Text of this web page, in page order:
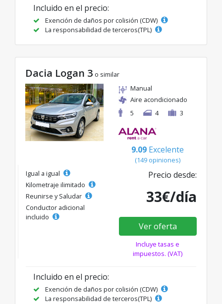
Incluido en el precio:
Exención de daños por colisión (CDW)
La responsabilidad de terceros(TPL)
Dacia Logan 3 o similar
Manual
Aire acondicionado
5
4 3
9.09 Excelente
(149 opiniones)
Igual a igual
Kilometraje ilimitado
Reunirse y Saludar
Conductor adicional
incluido
Precio desde:
33€/día
Ver oferta
Incluye tasas e
impuestos. (VAT)
Incluido en el precio:
Exención de daños por colisión (CDW)
La responsabilidad de terceros(TPL)